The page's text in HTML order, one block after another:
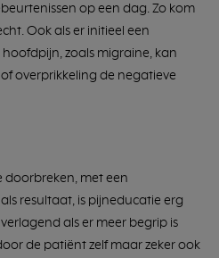
op een dag. Zo kom
Ook als er initieel een
zoals migraine, kan
overprikkeling de negatieve
met een
resultaat, is pijneducatie erg
als er meer begrip is
de patiënt zelf maar zeker ook